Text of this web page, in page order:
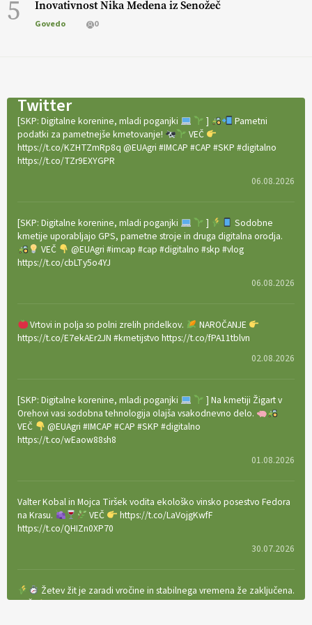
5 Inovativnost Nika Medena iz Senožeč
Govedo 0
Twitter
[SKP: Digitalne korenine, mladi poganjki ]
Pametni
podatki za pametnejše kmetovanje!
VEČ
https://t.co/KZHTZmRp8q @EUAgri #IMCAP #CAP #SKP #digitalno
https://t.co/TZr9EXYGPR
06.08.2026
[SKP: Digitalne korenine, mladi poganjki ]
Sodobne
kmetije uporabljajo GPS, pametne stroje in druga digitalna orodja.
VEČ
@EUAgri #imcap #cap #digitalno #skp #vlog
https://t.co/cbLTy5o4YJ
06.08.2026
Vrtovi in polja so polni zrelih pridelkov.
NAROČANJE
https://t.co/E7ekAEr2JN #kmetijstvo https://t.co/fPA11tblvn
02.08.2026
[SKP: Digitalne korenine, mladi poganjki
] Na kmetiji Žigart v
Orehovi vasi sodobna tehnologija olajša vsakodnevno delo.
VEČ
@EUAgri #IMCAP #CAP #SKP #digitalno
https://t.co/wEaow88sh8
01.08.2026
Valter Kobal in Mojca Tiršek vodita ekološko vinsko posestvo Fedora
na Krasu.
VEČ
https://t.co/LaVojgKwfF
https://t.co/QHIZn0XP70
30.07.2026
Žetev žit je zaradi vročine in stabilnega vremena že zaključena.
VEČ
https://t.co/bBWaIz6Hhh https://t.co/TtKoOF5ENS